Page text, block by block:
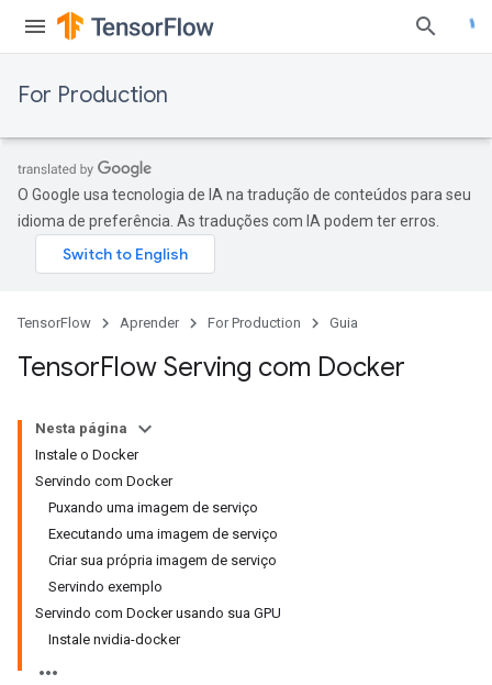
For Production
O Google usa tecnologia de IA na tradução de conteúdos para seu
idioma de preferência. As traduções com IA podem ter erros.
TensorFlow Aprender For Production Guia
TensorFlow Serving com Docker
Nesta página
Instale o Docker
Servindo com Docker
Puxando uma imagem de serviço
Executando uma imagem de serviço
Criar sua própria imagem de serviço
Servindo exemplo
Servindo com Docker usando sua GPU
Instale nvidia-docker